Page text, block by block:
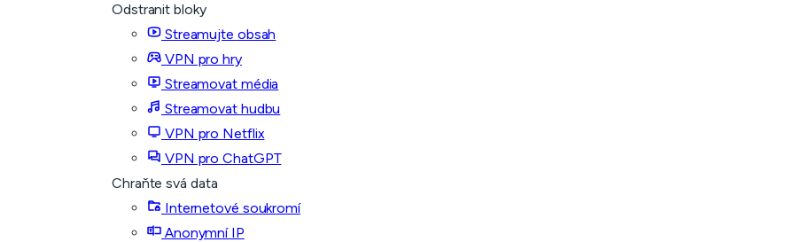
Odstranit bloky
Streamujte obsah
VPN pro hry
Streamovat média
Streamovat hudbu
VPN pro Netflix
VPN pro ChatGPT
Chraňte svá data
Internetové soukromí
Anonymní IP